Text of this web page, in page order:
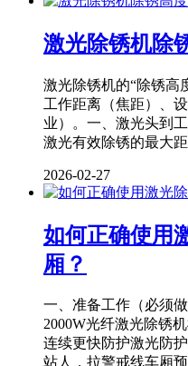
激光除锈机除
激光除锈机的“除锈高
工作距离（焦距）、
业）。一、激光头到
激光有效除锈的最大
2026-02-27
如何正确使用
厢？
一、准备工作（必须
2000W光纤激光除锈
连续更快防护激光防
站人，拉警戒线车厢